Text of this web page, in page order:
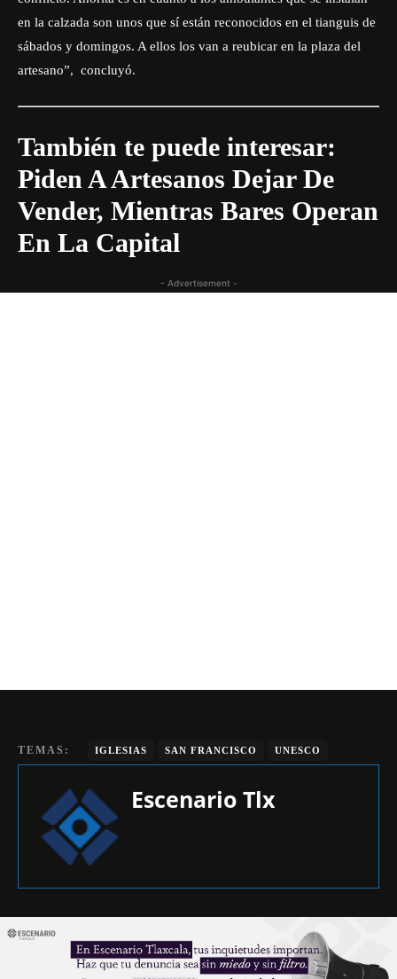
en la calzada son unos que sí están reconocidos en el tianguis de
sábados y domingos. A ellos los van a reubicar en la plaza del
artesano”, concluyó.
También te puede interesar:
Piden A Artesanos Dejar De
Vender, Mientras Bares Operan
En La Capital
- Advertisement -
TEMAS: IGLESIAS SAN FRANCISCO UNESCO
Escenario Tlx